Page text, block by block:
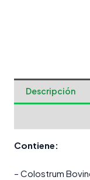
Descripción
Contiene:
– Colostrum